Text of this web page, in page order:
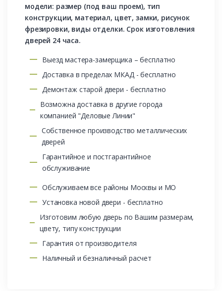
модели: размер (под ваш проем), тип
конструкции, материал, цвет, замки, рисунок
фрезировки, виды отделки. Срок изготовления
дверей 24 часа.
Выезд мастера-замерщика – бесплатно
Доставка в пределах МКАД - бесплатно
Демонтаж старой двери - бесплатно
Возможна доставка в другие города
компанией "Деловые Линии"
Собственное производство металлических
дверей
Гарантийное и постгарантийное
обслуживание
Обслуживаем все районы Москвы и МО
Установка новой двери - бесплатно
Изготовим любую дверь по Вашим размерам,
цвету, типу конструкции
Гарантия от производителя
Наличный и безналичный расчет